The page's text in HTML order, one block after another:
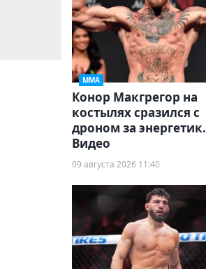
ММА
Конор Макгрегор на
костылях сразился с
дроном за энергетик.
Видео
09 августа 2026 11:40